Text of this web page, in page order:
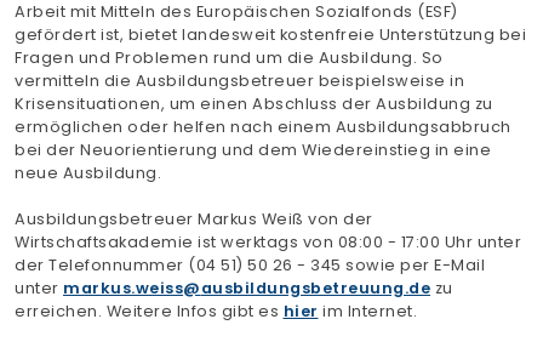
Arbeit mit Mitteln des Europäischen Sozialfonds (ESF)
gefördert ist, bietet landesweit kostenfreie Unterstützung bei
Fragen und Problemen rund um die Ausbildung. So
vermitteln die Ausbildungsbetreuer beispielsweise in
Krisensituationen, um einen Abschluss der Ausbildung zu
ermöglichen oder helfen nach einem Ausbildungsabbruch
bei der Neuorientierung und dem Wiedereinstieg in eine
neue Ausbildung.
Ausbildungsbetreuer Markus Weiß von der
Wirtschaftsakademie ist werktags von 08:00 - 17:00 Uhr unter
der Telefonnummer (04 51) 50 26 - 345 sowie per E-Mail
unter markus.weiss ausbildungsbetreuung.de zu
erreichen. Weitere Infos gibt es hier im Internet.